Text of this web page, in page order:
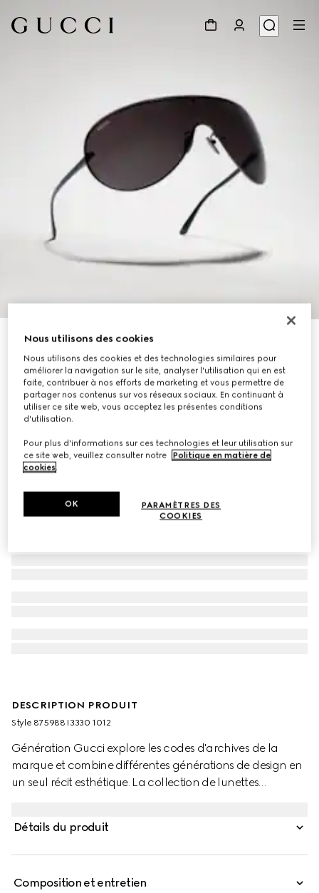
Lunettes de soleil à monture masque
€ 440
Déclinaisonstoile GG d'origine noire
DESCRIPTION PRODUIT
Style ‎875988 I3330 1012
Génération Gucci explore les codes d'archives de la
marque et combine différentes générations de design en
un seul récit esthétique. La collection de lunettes
Ces lunettes de soleil à monture masque se caractérisent
Détails du produit
Composition et entretien
Nous utilisons des cookies
Nous utilisons des cookies et des technologies similaires pour
améliorer la navigation sur le site, analyser l'utilisation qui en est
faite, contribuer à nos efforts de marketing et vous permettre de
partager nos contenus sur vos réseaux sociaux. En continuant à
utiliser ce site web, vous acceptez les présentes conditions
d'utilisation.
Pour plus d'informations sur ces technologies et leur utilisation sur
ce site web, veuillez consulter notre
Politique en matière de
cookies.
PARAMÈTRES DES
COOKIES
OK